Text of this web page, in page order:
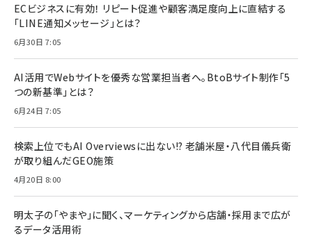
ECビジネスに有効！ リピート促進や顧客満足度向上に直結する
「LINE通知メッセージ」とは？
6月30日 7:05
AI活用でWebサイトを優秀な営業担当者へ。BtoBサイト制作「5
つの新基準」とは？
6月24日 7:05
検索上位でもAI Overviewsに出ない!? 老舗米屋・八代目儀兵衛
が取り組んだGEO施策
4月20日 8:00
明太子の「やまや」に聞く、マーケティングから店舗・採用まで広が
るデータ活用術